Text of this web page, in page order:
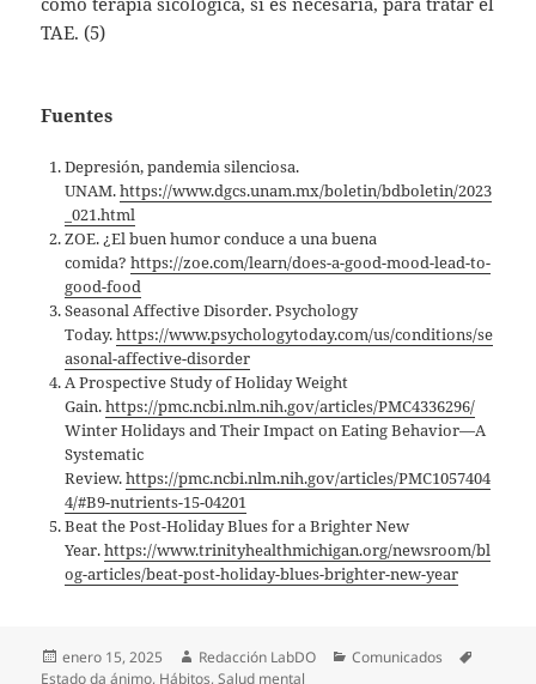
TAE. (5)
Fuentes
Depresión, pandemia silenciosa.
UNAM.https://www.dgcs.unam.mx/boletin/bdboletin/2023
_021.html
ZOE. ¿El buen humor conduce a una buena
comida?https://zoe.com/learn/does-a-good-mood-lead-to-
good-food
Seasonal Affective Disorder. Psychology
Today.https://www.psychologytoday.com/us/conditions/se
asonal-affective-disorder
A Prospective Study of Holiday Weight
Gain.https://pmc.ncbi.nlm.nih.gov/articles/PMC4336296/
Winter Holidays and Their Impact on Eating Behavior—A
Systematic
Review.https://pmc.ncbi.nlm.nih.gov/articles/PMC1057404
4/#B9-nutrients-15-04201
Beat the Post-Holiday Blues for a Brighter New
Year.https://www.trinityhealthmichigan.org/newsroom/bl
og-articles/beat-post-holiday-blues-brighter-new-year
Publicado
el
enero 15, 2025 Autor
Redacción LabDO Categorías
Comunicados
Estado da ánimo, Hábitos,Salud mental